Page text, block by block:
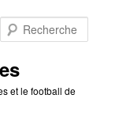
et le football de